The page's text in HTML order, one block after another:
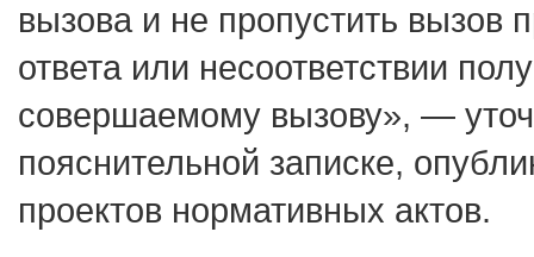
вызова и не пропустить вызов
ответа или несоответствии
совершаемому вызову», —
пояснительной записке,
проектов нормативных актов.